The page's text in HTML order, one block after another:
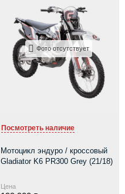
Фото отсутствует
Посмотреть наличие
Мотоцикл эндуро / кроссовый
Gladiator K6 PR300 Grey (21/18)
Цена